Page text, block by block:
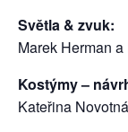
Světla & zvuk:
Marek Herman
Kostýmy –
Kateřina